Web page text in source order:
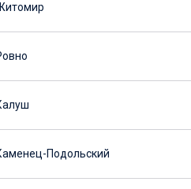
Подольский